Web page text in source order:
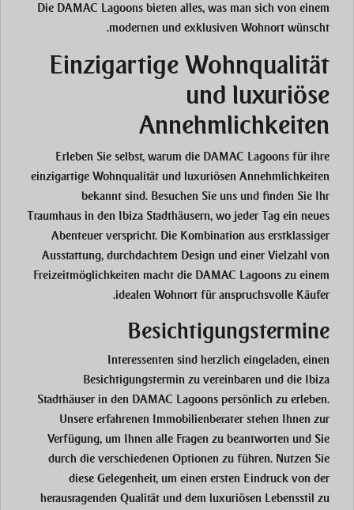
Die DAMAC Lagoons bieten alles, was man sich von einem
modernen und exklusiven Wohnort wünscht.
Einzigartige Wohnqualität
und luxuriöse
Annehmlichkeiten
Erleben Sie selbst, warum die DAMAC Lagoons für ihre
einzigartige Wohnqualität und luxuriösen Annehmlichkeiten
bekannt sind. Besuchen Sie uns und finden Sie Ihr
Traumhaus in den Ibiza Stadthäusern, wo jeder Tag ein neues
Abenteuer verspricht. Die Kombination aus erstklassiger
Ausstattung, durchdachtem Design und einer Vielzahl von
Freizeitmöglichkeiten macht die DAMAC Lagoons zu einem
idealen Wohnort für anspruchsvolle Käufer.
Besichtigungstermine
Interessenten sind herzlich eingeladen, einen
Besichtigungstermin zu vereinbaren und die Ibiza
Stadthäuser in den DAMAC Lagoons persönlich zu erleben.
Unsere erfahrenen Immobilienberater stehen Ihnen zur
Verfügung, um Ihnen alle Fragen zu beantworten und Sie
durch die verschiedenen Optionen zu führen. Nutzen Sie
diese Gelegenheit, um einen ersten Eindruck von der
herausragenden Qualität und dem luxuriösen Lebensstil zu